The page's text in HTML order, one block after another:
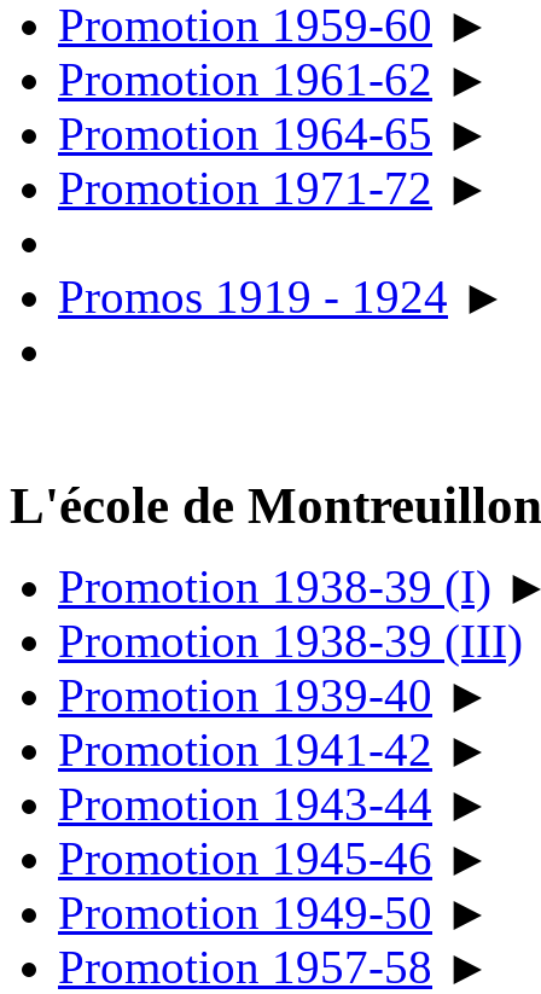
Promotion 1959-60 ►
Promotion 1961-62 ►
Promotion 1964-65 ►
Promotion 1971-72 ►
Promos 1919 - 1924 ►
L'école de Montreuillon
Promotion 1938-39 (I)
Promotion 1938-39 (III)
Promotion 1939-40 ►
Promotion 1941-42 ►
Promotion 1943-44 ►
Promotion 1945-46 ►
Promotion 1949-50 ►
Promotion 1957-58 ►